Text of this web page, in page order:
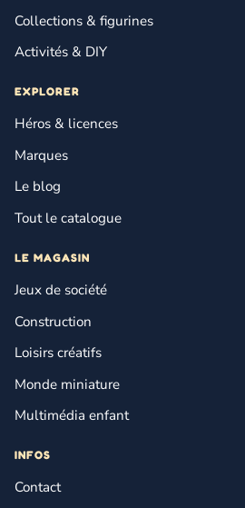
Collections & figurines
Activités & DIY
EXPLORER
Héros & licences
Marques
Le blog
Tout le catalogue
LE MAGASIN
Jeux de société
Construction
Loisirs créatifs
Monde miniature
Multimédia enfant
INFOS
Contact